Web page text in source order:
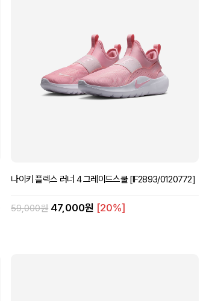
나이키 플렉스 러너 4 그레이드스쿨 [IF2893/0120772]
59,000원 47,000원 [20%]